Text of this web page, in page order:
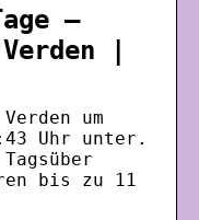
–
|
um
Uhr unter.
bis zu 11